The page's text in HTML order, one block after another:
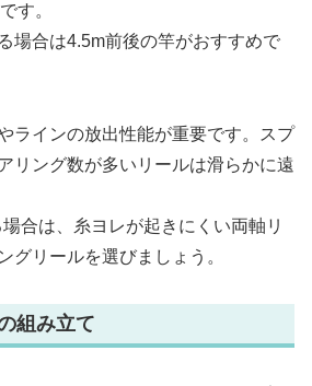
す。
場合は4.5m前後の竿がおすすめで
ラインの放出性能が重要です。スプ
リング数が多いリールは滑らかに遠
合は、糸ヨレが起きにくい両軸リ
グリールを選びましょう。
組み立て